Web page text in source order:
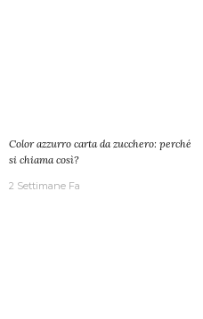
Color azzurro carta da zucchero: perché
si chiama così?
2 Settimane Fa